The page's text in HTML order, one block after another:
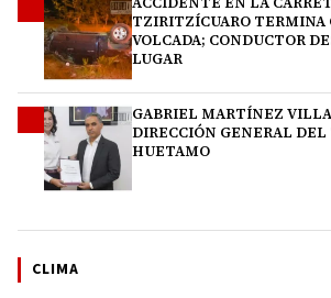
TZIRITZÍCUARO TERMINA
VOLCADA; CONDUCTOR
LUGAR
GABRIEL MARTÍNEZ
DIRECCIÓN GENERAL
HUETAMO
CLIMA